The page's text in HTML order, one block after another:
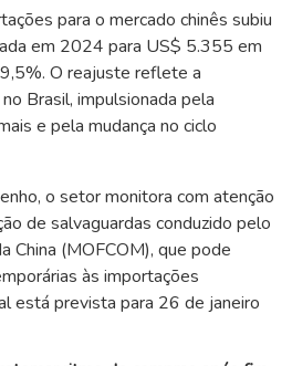
para o mercado chinês subiu
em 2024 para US$ 5.355 em
O reajuste reflete a
Brasil, impulsionada pela
e pela mudança no ciclo
o setor monitora com atenção
de salvaguardas conduzido pelo
China (MOFCOM), que pode
às importações
está prevista para 26 de janeiro